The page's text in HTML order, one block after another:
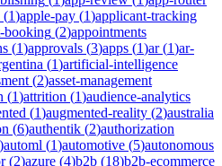
(1)apple-pay (1)applicant-tracking
booking (2)appointments
(1)approvals (3)apps (1)ar(1)ar-
(1)artificial-intelligence
(2)asset-management
(1)attrition (1)audience-analytics
(1)augmented-reality (2)australia
(6)authentik (2)authorization
)automl (1)automotive (5)autonomous
(2)azure (4)b2b (18)b2b-ecommerce